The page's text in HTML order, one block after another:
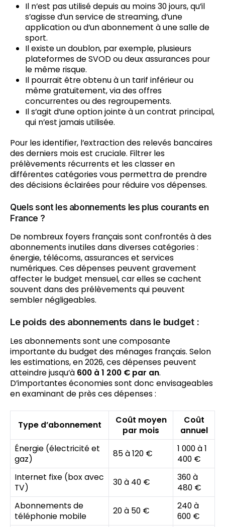
Il n’est pas utilisé depuis au moins 30 jours, qu’il
s’agisse d’un service de streaming, d’une
application ou d’un abonnement à une salle de
sport.
Il existe un doublon, par exemple, plusieurs
plateformes de SVOD ou deux assurances pour
le même risque.
Il pourrait être obtenu à un tarif inférieur ou
même gratuitement, via des offres
concurrentes ou des regroupements.
Il s’agit d’une option jointe à un contrat principal,
qui n’est jamais utilisée.
Pour les identifier, l’extraction des relevés bancaires
des derniers mois est cruciale. Filtrer les
prélèvements récurrents et les classer en
différentes catégories vous permettra de prendre
des décisions éclairées pour réduire vos dépenses.
Quels sont les abonnements les plus courants en
France ?
De nombreux foyers français sont confrontés à des
abonnements inutiles dans diverses catégories :
énergie, télécoms, assurances et services
numériques. Ces dépenses peuvent gravement
affecter le budget mensuel, car elles se cachent
souvent dans des prélèvements qui peuvent
sembler négligeables.
Le poids des abonnements dans le budget :
Les abonnements sont une composante
importante du budget des ménages français. Selon
les estimations, en 2026, ces dépenses peuvent
atteindre jusqu’à 600 à 1 200 € par an.
D’importantes économies sont donc envisageables
en examinant de près ces dépenses :
Type d’abonnement
Coût moyen
par mois
Coût
annuel
Énergie (électricité et
gaz)
85 à 120 €
1 000 à 1
400 €
Internet fixe (box avec
TV)
30 à 40 €
360 à
480 €
Abonnements de
téléphonie mobile
20 à 50 €
240 à
600 €